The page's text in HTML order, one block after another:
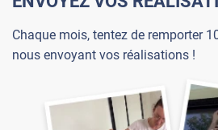
Chaque mois, tentez de remporter
nous envoyant vos réalisations !